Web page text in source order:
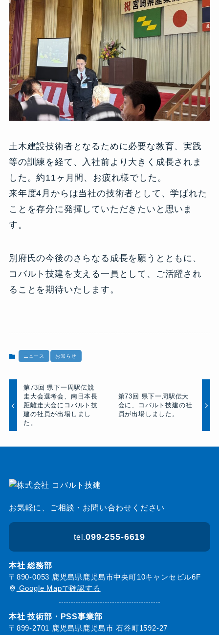
土木建設技術者となるために必要な教育、実践
等の訓練を経て、入社前より大きく成長されま
した。約11ヶ月間、お疲れ様でした。
来年度4月からは当社の技術者として、学ばれた
ことを存分に発揮していただきたいと思いま
す。
別府氏の今後のさらなる成長を願うとともに、
コバルト技建を支える一員として、ご活躍され
ることを期待いたします。
ニュース お知らせ
第73回 県下一周駅伝競
走大会選考会、南日本長
距離走大会にコバルト技
建の社員が出場しまし
た。
第73回 県下一周駅伝大
会に、コバルト技建の社
員が出場しました。
お気軽に、ご相談・お問い合わせください
tel.099-255-6619
本社 総務部
〒890-0053 鹿児島県鹿児島市中央町10キャンセビル6F
Google Mapで確認する
本社 技術部・PSS事業部
〒899-2701 鹿児島県鹿児島市 石谷町1592-27